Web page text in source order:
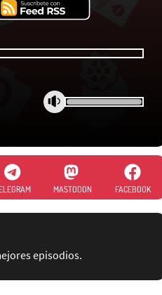
MASTODON FACEBOOK
episodios.